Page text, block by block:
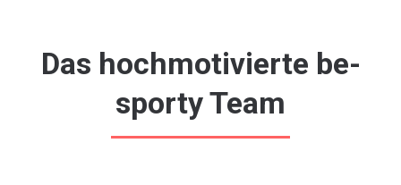
Das hochmotivierte be-
sporty Team